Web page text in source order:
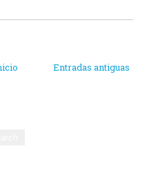
Entradas antiguas